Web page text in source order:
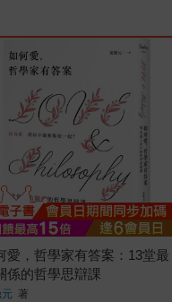
愛，哲學家有答案：13堂最
係的哲學思辯課
著